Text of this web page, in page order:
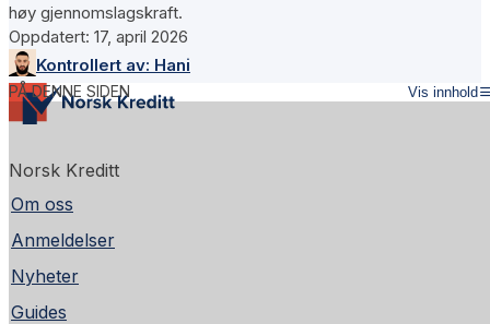
høy gjennomslagskraft.
Oppdatert: 17, april 2026
Kontrollert av: Hani
PÅ DENNE SIDEN Vis innhold
Norsk Kreditt
Om oss
Anmeldelser
Nyheter
Guides